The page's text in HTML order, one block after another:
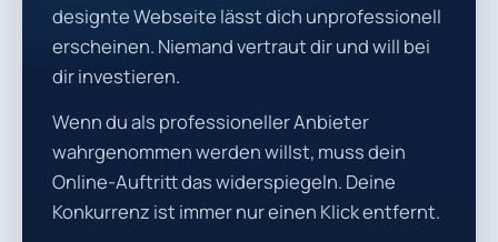
designte Webseite lässt dich unprofessionell
erscheinen. Niemand vertraut dir und will bei
dir investieren.
Wenn du als professioneller Anbieter
wahrgenommen werden willst, muss dein
Online-Auftritt das widerspiegeln. Deine
Konkurrenz ist immer nur einen Klick entfernt.